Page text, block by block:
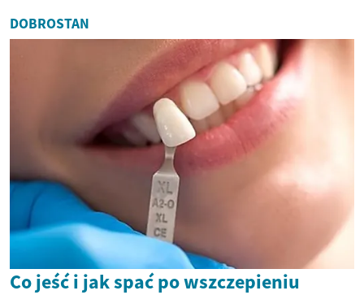
DOBROSTAN
Co jeść i jak spać po wszczepieniu